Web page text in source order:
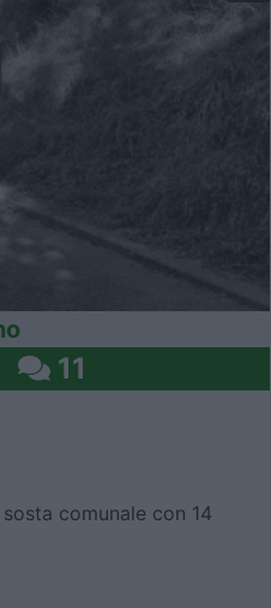
11
comunale con 14